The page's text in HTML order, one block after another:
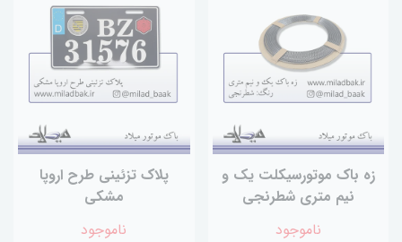
زه باک موتورسیکلت یک و
نیم متری شطرنجی
ناموجود
پلاک تزئینی طرح اروپا
مشکی
ناموجود